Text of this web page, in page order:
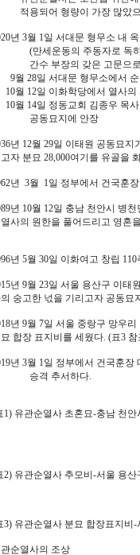
용되어 형량이 가장 많았으
년 3월 1일 서대문 형무소 내
세운동의 주동자로 독하
수 부장의 갖은 고문으로
월 28일 서대문 형무소에서 순
월 12일 이화학당에서 열사의
월 14일 정동교회 김종우 목
동묘지에 안장
년 12월 29일 이태원 공동묘
자 분묘 28,000여기를 유골을
년 3월 1일 정부에서 건국훈
년 10월 12일 충남 천안시 병
사의 원한을 풀어드리고 영혼
년 5월 30일 이화여고 창립
년 9월 23일 서울 용산구 이태
숭고한 넋을 기리고자 공동묘
년 9월 7일 서울 중랑구 망우
합장 표지비를 세웠다. (표3 참
년 3월 1일 정부에서 건국훈장
격 추서하다.
1) 유관순열사 초혼묘-충남 천
2) 유관순열사 추모비-서울 용
3) 유관순열사 분묘 합장표지비
순열사의 조상